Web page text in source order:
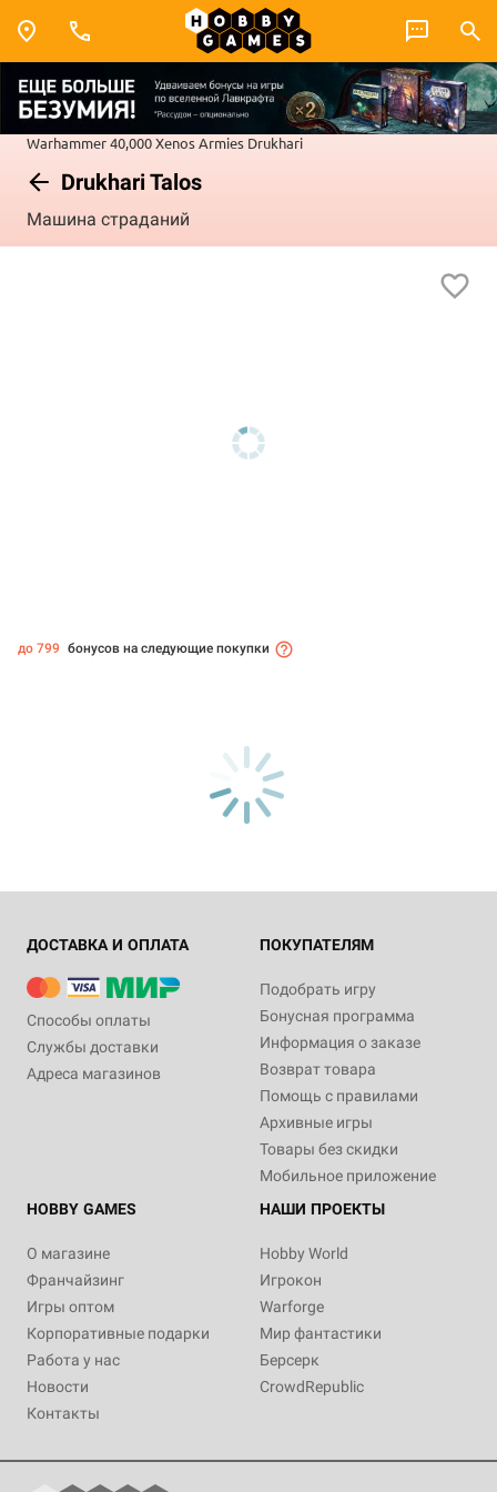
Warhammer 40,000Xenos Armies Drukhari
Drukhari Talos
Машина страданий
до 799 бонусов на следующие покупки
ДОСТАВКА И ОПЛАТА
Способы оплаты
Службы доставки
Адреса магазинов
ПОКУПАТЕЛЯМ
Подобрать игру
Бонусная программа
Информация о заказе
Возврат товара
Помощь с правилами
Архивные игры
Товары без скидки
Мобильное приложение
HOBBY GAMES
О магазине
Франчайзинг
Игры оптом
Корпоративные подарки
Работа у нас
Новости
Контакты
НАШИ ПРОЕКТЫ
Hobby World
Игрокон
Warforge
Мир фантастики
Берсерк
CrowdRepublic